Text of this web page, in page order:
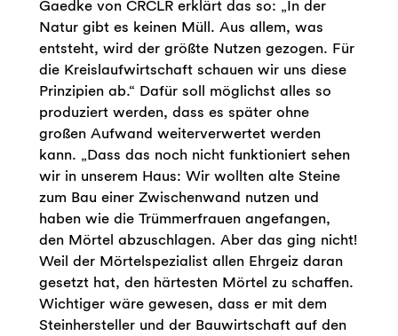
Gaedke von CRCLR erklärt das so: „In der
Natur gibt es keinen Müll. Aus allem, was
entsteht, wird der größte Nutzen gezogen. Für
die Kreislaufwirtschaft schauen wir uns diese
Prinzipien ab.“ Dafür soll möglichst alles so
produziert werden, dass es später ohne
großen Aufwand weiterverwertet werden
kann. „Dass das noch nicht funktioniert sehen
wir in unserem Haus: Wir wollten alte Steine
zum Bau einer Zwischenwand nutzen und
haben wie die Trümmerfrauen angefangen,
den Mörtel abzuschlagen. Aber das ging nicht!
Weil der Mörtelspezialist allen Ehrgeiz daran
gesetzt hat, den härtesten Mörtel zu schaffen.
Wichtiger wäre gewesen, dass er mit dem
Steinhersteller und der Bauwirtschaft auf den